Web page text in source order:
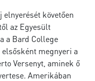
elnyerését követően
az Egyesült
a Bard College
megnyeri a
Versenyt, aminek ő
Amerikában